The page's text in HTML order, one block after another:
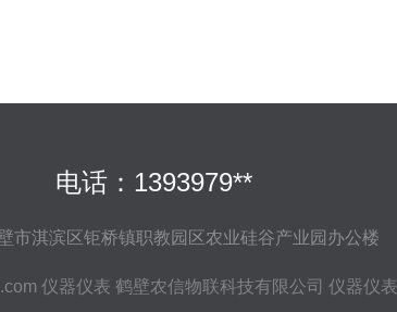
电话：1393979**
市淇滨区钜桥镇职教园区农业硅谷产业园办公楼
仪器仪表 鹤壁农信物联科技有限公司 仪器仪表